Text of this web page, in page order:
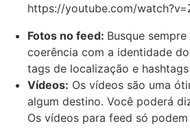
https://youtube.com/
Fotos no feed: Busque
coerência com a identidade
tags de localização e
Vídeos: Os vídeos são uma
algum destino. Você poderá
Os vídeos para feed só